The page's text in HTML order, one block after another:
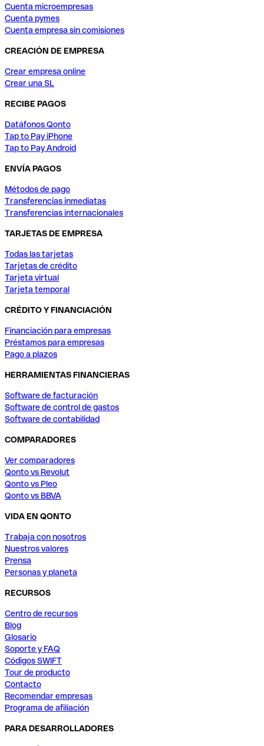
Cuenta microempresas
Cuenta pymes
Cuenta empresa sin comisiones
CREACIÓN DE EMPRESA
Crear empresa online
Crear una SL
RECIBE PAGOS
Datáfonos Qonto
Tap to Pay iPhone
Tap to Pay Android
ENVÍA PAGOS
Métodos de pago
Transferencias inmediatas
Transferencias internacionales
TARJETAS DE EMPRESA
Todas las tarjetas
Tarjetas de crédito
Tarjeta virtual
Tarjeta temporal
CRÉDITO Y FINANCIACIÓN
Financiación para empresas
Préstamos para empresas
Pago a plazos
HERRAMIENTAS FINANCIERAS
Software de facturación
Software de control de gastos
Software de contabilidad
COMPARADORES
Ver comparadores
Qonto vs Revolut
Qonto vs Pleo
Qonto vs BBVA
VIDA EN QONTO
Trabaja con nosotros
Nuestros valores
Prensa
Personas y planeta
RECURSOS
Centro de recursos
Blog
Glosario
Soporte y FAQ
Códigos SWIFT
Tour de producto
Contacto
Recomendar empresas
Programa de afiliación
PARA DESARROLLADORES